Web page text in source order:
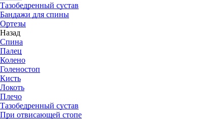
Тазобедренный сустав
Бандажи для спины
Ортезы
Назад
Спина
Палец
Колено
Голеностоп
Кисть
Локоть
Плечо
Тазобедренный сустав
При отвисающей стопе